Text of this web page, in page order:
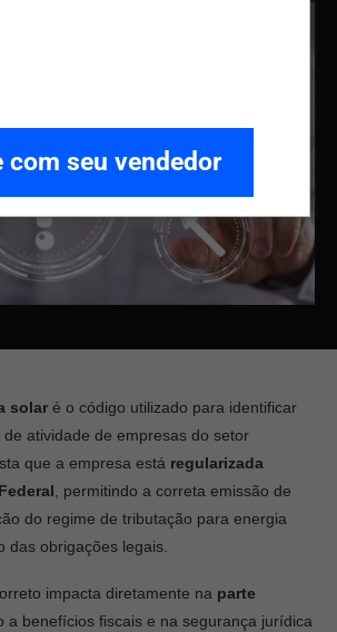
com seu vendedor
solar é o código utilizado para identificar
atividade de empresas do setor
que a empresa está regularizada
, permitindo a correta emissão de
do regime de tributação para energia
das obrigações legais.
impacta diretamente na parte
a benefícios fiscais e na segurança jurídica